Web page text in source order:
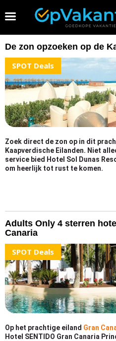
Vakantie 2026 boeken
De zon opzoeken op de
SPOT Deals
Zoek direct de zon op in dit
Kaapverdische Eilanden. Niet
service bied Hotel Sol Dunas
om heerlijk tot rust te komen.
Adults Only 4 sterren
Canaria
SPOT Deals
Op het prachtige eiland Gran
Hotel SENTIDO Gran Canaria